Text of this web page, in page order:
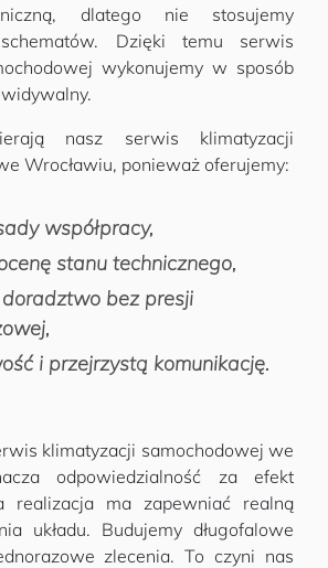
dlatego nie stosujemy
Dzięki temu serwis
wykonujemy w sposób
nasz serwis klimatyzacji
Wrocławiu, ponieważ oferujemy:
współpracy,
stanu technicznego,
bez presji
i przejrzystą komunikację.
klimatyzacji samochodowej we
odpowiedzialność za efekt
realizacja ma zapewniać realną
układu. Budujemy długofalowe
zlecenia. To czyni nas